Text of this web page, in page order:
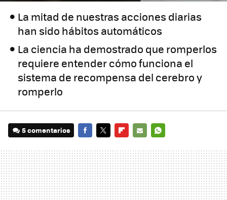
La mitad de nuestras acciones diarias
han sido hábitos automáticos
La ciencia ha demostrado que romperlos
requiere entender cómo funciona el
sistema de recompensa del cerebro y
romperlo
5 comentarios
MAIL